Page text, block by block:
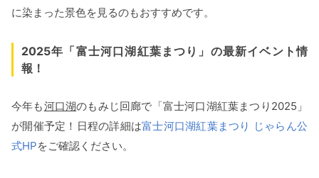
に染まった景色を見るのもおすすめです。
2025年「富士河口湖紅葉まつり」の最新イベント情
報！
今年も河口湖のもみじ回廊で「富士河口湖紅葉まつり2025」
が開催予定！日程の詳細は富士河口湖紅葉まつり じゃらん公
式HPをご確認ください。